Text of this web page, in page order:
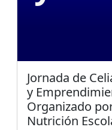
Jornada de
y
Organizado
Nutrición